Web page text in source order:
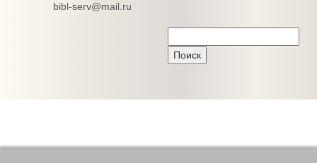
bibl-serv@mail.ru